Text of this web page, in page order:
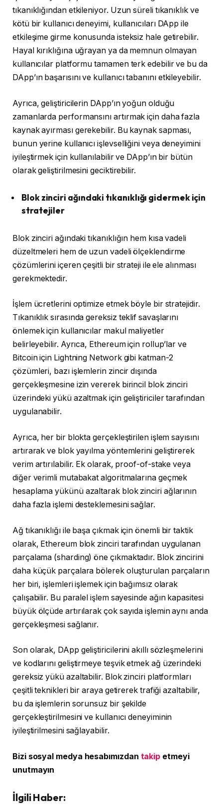
tıkanıklığından etkileniyor. Uzun süreli tıkanıklık ve
kötü bir kullanıcı deneyimi, kullanıcıları DApp ile
etkileşime girme konusunda isteksiz hale getirebilir.
Hayal kırıklığına uğrayan ya da memnun olmayan
kullanıcılar platformu tamamen terk edebilir ve bu da
DApp’ın başarısını ve kullanıcı tabanını etkileyebilir.
Ayrıca, geliştiricilerin DApp’ın yoğun olduğu
zamanlarda performansını artırmak için daha fazla
kaynak ayırması gerekebilir. Bu kaynak sapması,
bunun yerine kullanıcı işlevselliğini veya deneyimini
iyileştirmek için kullanılabilir ve DApp’ın bir bütün
olarak geliştirilmesini geciktirebilir.
Blok zinciri ağındaki tıkanıklığı gidermek için
stratejiler
Blok zinciri ağındaki tıkanıklığın hem kısa vadeli
düzeltmeleri hem de uzun vadeli ölçeklendirme
çözümlerini içeren çeşitli bir strateji ile ele alınması
gerekmektedir.
İşlem ücretlerini optimize etmek böyle bir stratejidir.
Tıkanıklık sırasında gereksiz teklif savaşlarını
önlemek için kullanıcılar makul maliyetler
belirleyebilir. Ayrıca, Ethereum için rollup’lar ve
Bitcoin için Lightning Network gibi katman-2
çözümleri, bazı işlemlerin zincir dışında
gerçekleşmesine izin vererek birincil blok zinciri
üzerindeki yükü azaltmak için geliştiriciler tarafından
uygulanabilir.
Ayrıca, her bir blokta gerçekleştirilen işlem sayısını
artırarak ve blok yayılma yöntemlerini geliştirerek
verim artırılabilir. Ek olarak, proof-of-stake veya
diğer verimli mutabakat algoritmalarına geçmek
hesaplama yükünü azaltarak blok zinciri ağlarının
daha fazla işlemi desteklemesini sağlar.
Ağ tıkanıklığı ile başa çıkmak için önemli bir taktik
olarak, Ethereum blok zinciri tarafından uygulanan
parçalama (sharding) öne çıkmaktadır. Blok zincirini
daha küçük parçalara bölerek oluşturulan parçaların
her biri, işlemleri işlemek için bağımsız olarak
çalışabilir. Bu paralel işlem sayesinde ağın kapasitesi
büyük ölçüde artırılarak çok sayıda işlemin aynı anda
gerçekleşmesi sağlanır.
Son olarak, DApp geliştiricilerini akıllı sözleşmelerini
ve kodlarını geliştirmeye teşvik etmek ağ üzerindeki
gereksiz yükü azaltabilir. Blok zinciri platformları
çeşitli teknikleri bir araya getirerek trafiği azaltabilir,
bu da işlemlerin sorunsuz bir şekilde
gerçekleştirilmesini ve kullanıcı deneyiminin
iyileştirilmesini sağlayabilir.
Bizi sosyal medya hesabımızdan takip etmeyi
unutmayın
İlgili Haber: